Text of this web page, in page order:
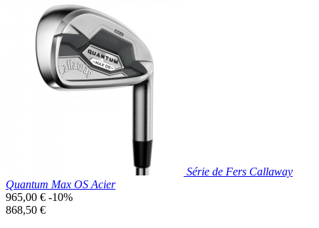
Prix réduit
Aperçu rapide
Série de Fers Callaway
Quantum Max OS Acier
Prix
de
965,00 € -10%
Prix
868,50 €